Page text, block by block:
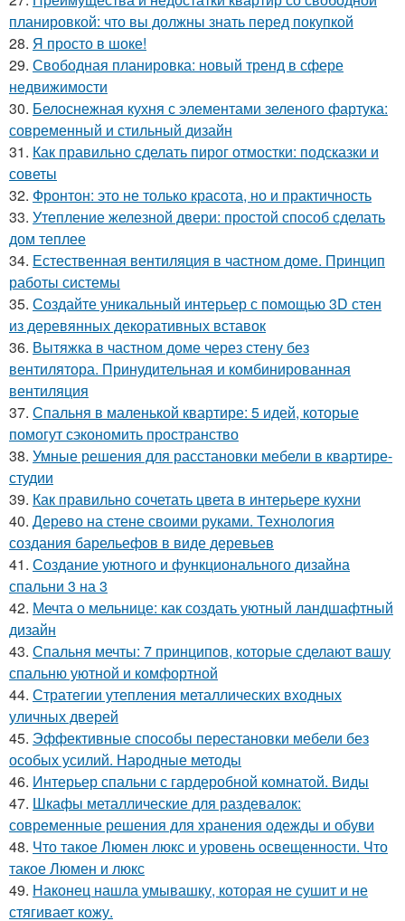
планировкой: что вы должны знать перед покупкой
28. Я просто в шоке!
29. Свободная планировка: новый тренд в сфере
недвижимости
30. Белоснежная кухня с элементами зеленого фартука:
современный и стильный дизайн
31. Как правильно сделать пирог отмостки: подсказки и
советы
32. Фронтон: это не только красота, но и практичность
33. Утепление железной двери: простой способ сделать
дом теплее
34. Естественная вентиляция в частном доме. Принцип
работы системы
35. Создайте уникальный интерьер с помощью 3D стен
из деревянных декоративных вставок
36. Вытяжка в частном доме через стену без
вентилятора. Принудительная и комбинированная
вентиляция
37. Спальня в маленькой квартире: 5 идей, которые
помогут сэкономить пространство
38. Умные решения для расстановки мебели в квартире-
студии
39. Как правильно сочетать цвета в интерьере кухни
40. Дерево на стене своими руками. Технология
создания барельефов в виде деревьев
41. Создание уютного и функционального дизайна
спальни 3 на 3
42. Мечта о мельнице: как создать уютный ландшафтный
дизайн
43. Спальня мечты: 7 принципов, которые сделают вашу
спальню уютной и комфортной
44. Стратегии утепления металлических входных
уличных дверей
45. Эффективные способы перестановки мебели без
особых усилий. Народные методы
46. Интерьер спальни с гардеробной комнатой. Виды
47. Шкафы металлические для раздевалок:
современные решения для хранения одежды и обуви
48. Что такое Люмен люкс и уровень освещенности. Что
такое Люмен и люкс
49. Наконец нашла умывашку, которая не сушит и не
стягивает кожу.